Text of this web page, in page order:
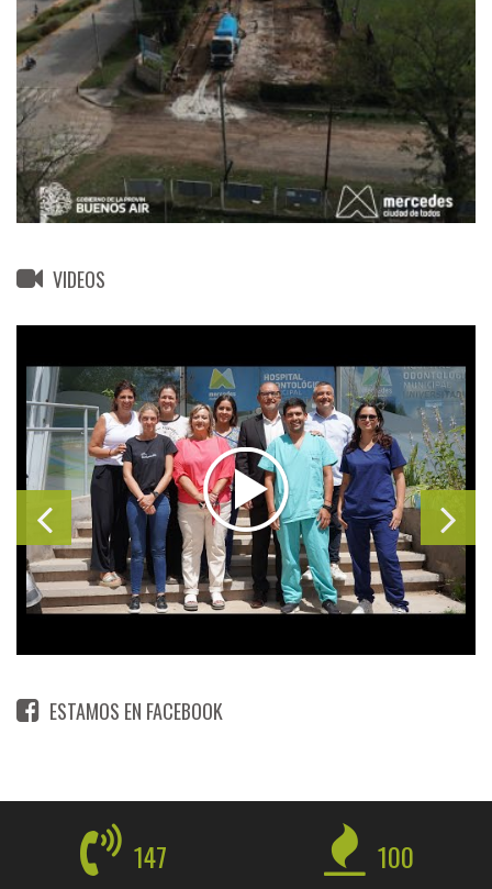
VIDEOS
ESTAMOS EN FACEBOOK
147 100